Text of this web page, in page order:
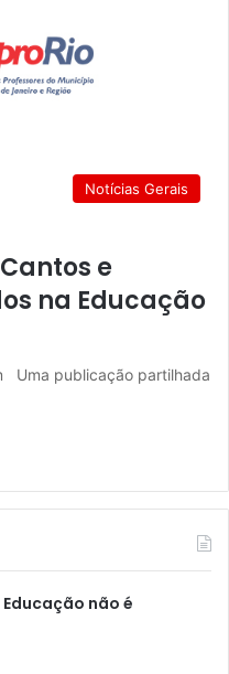
Notícias Gerais
e
na Educação
Uma publicação partilhada
não é